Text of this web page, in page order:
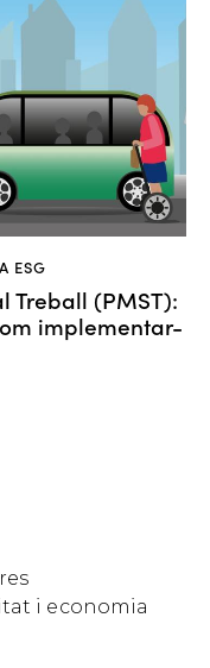
ESG
Treball (PMST):
implementar-
i economia